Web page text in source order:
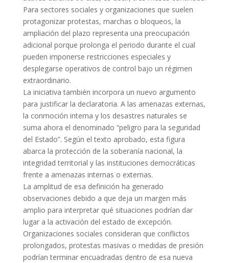
Para sectores sociales y organizaciones que suelen
protagonizar protestas, marchas o bloqueos, la
ampliación del plazo representa una preocupación
adicional porque prolonga el periodo durante el cual
pueden imponerse restricciones especiales y
desplegarse operativos de control bajo un régimen
extraordinario.
La iniciativa también incorpora un nuevo argumento
para justificar la declaratoria. A las amenazas externas,
la conmoción interna y los desastres naturales se
suma ahora el denominado “peligro para la seguridad
del Estado”. Según el texto aprobado, esta figura
abarca la protección de la soberanía nacional, la
integridad territorial y las instituciones democráticas
frente a amenazas internas o externas.
La amplitud de esa definición ha generado
observaciones debido a que deja un margen más
amplio para interpretar qué situaciones podrían dar
lugar a la activación del estado de excepción.
Organizaciones sociales consideran que conflictos
prolongados, protestas masivas o medidas de presión
podrían terminar encuadradas dentro de esa nueva